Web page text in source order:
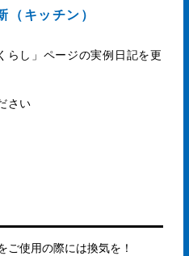
キッチン）
らし」ページの実例日記を更
さい
ご使用の際には換気を！